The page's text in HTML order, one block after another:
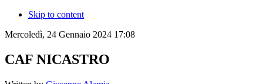
Skip to content
Mercoledì, 24 Gennaio 2024 17:08
CAF NICASTRO